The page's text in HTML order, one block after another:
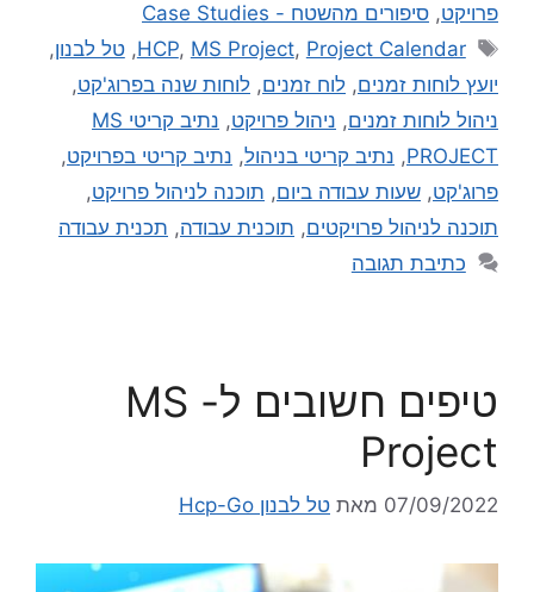
פרויקט, סיפורים מהשטח - Case Studies
HCP, MS Project, Project Calendar
,טל לבנון,
יועץ לוחות זמנים, לוח זמנים, לוחות שנה בפרוג'קט,
ניהול לוחות זמנים, ניהול פרויקט,
נתיב קריטי MS
PROJECT
, נתיב קריטי בניהול, נתיב קריטי בפרויקט,
פרוג'קט, שעות עבודה ביום, תוכנה לניהול פרויקט,
תוכנה לניהול פרויקטים, תוכנית עבודה, תכנית עבודה
כתיבת תגובה
טיפים חשובים ל- MS
Project
07/09/2022 מאת טל לבנון Hcp-Go